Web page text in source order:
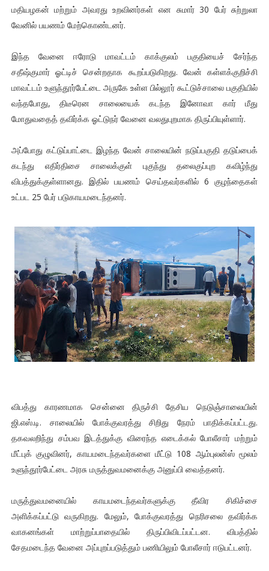
மதியழகன் மற்றும் அவரது உறவினர்கள் என சுமார் 30 பேர் சுற்றுலா
வேனில் பயணம் மேற்கொண்டனர்.
இந்த வேனை ஈரோடு மாவட்டம் காக்குலம் பகுதியைச் சேர்ந்த
சதீஷ்குமார் ஓட்டிச் சென்றதாக கூறப்படுகிறது. வேன் கள்ளக்குறிச்சி
மாவட்டம் உளுந்தூர்பேட்டை அருகே உள்ள பில்லூர் கூட்டுச்சாலை பகுதியில்
வந்தபோது, திடீரென சாலையைக் கடந்த இனோவா கார் மீது
மோதுவதைத் தவிர்க்க ஓட்டுநர் வேனை வலதுபுறமாக திருப்பியுள்ளார்.
அப்போது கட்டுப்பாட்டை இழந்த வேன் சாலையின் நடுப்பகுதி தடுப்பைக்
கடந்து எதிர்திசை சாலைக்குள் புகுந்து தலைகுப்புற கவிழ்ந்து
விபத்துக்குள்ளானது. இதில் பயணம் செய்தவர்களில் 6 குழந்தைகள்
உட்பட 25 பேர் படுகாயமடைந்தனர்.
விபத்து காரணமாக சென்னை திருச்சி தேசிய நெடுஞ்சாலையின்
ஜி.எஸ்.டி. சாலையில் போக்குவரத்து சிறிது நேரம் பாதிக்கப்பட்டது.
தகவலறிந்து சம்பவ இடத்துக்கு விரைந்த எடைக்கல் போலீசார் மற்றும்
மீட்புக் குழுவினர், காயமடைந்தவர்களை மீட்டு 108 ஆம்புலன்ஸ் மூலம்
உளுந்தூர்பேட்டை அரசு மருத்துவமனைக்கு அனுப்பி வைத்தனர்.
மருத்துவமனையில் காயமடைந்தவர்களுக்கு தீவிர சிகிச்சை
அளிக்கப்பட்டு வருகிறது. மேலும், போக்குவரத்து நெரிசலை தவிர்க்க
வாகனங்கள் மாற்றுப்பாதையில் திருப்பிவிடப்பட்டன. விபத்தில்
சேதமடைந்த வேனை அப்புறப்படுத்தும் பணியிலும் போலீசார் ஈடுபட்டனர்.